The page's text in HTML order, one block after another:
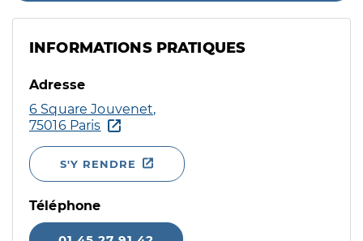
INFORMATIONS PRATIQUES
Adresse
6 Square Jouvenet,
75016 Paris
S'Y RENDRE
Téléphone